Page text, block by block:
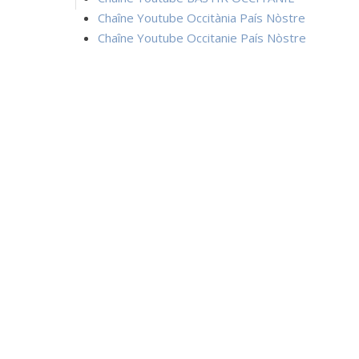
Chaîne Youtube Occitània País Nòstre
Chaîne Youtube Occitanie País Nòstre